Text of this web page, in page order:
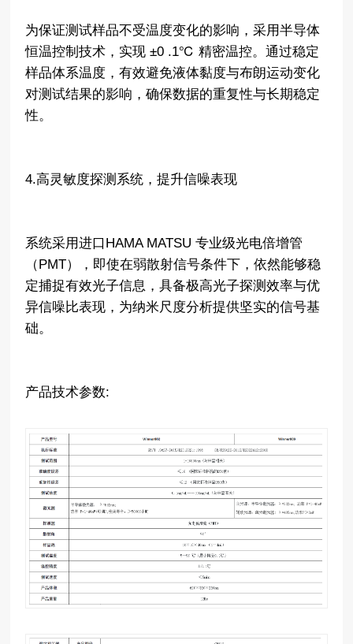
为保证测试样品不受温度变化的影响，采用半导体
恒温控制技术，实现 ±0 .1℃ 精密温控。通过稳定
样品体系温度，有效避免液体黏度与布朗运动变化
对测试结果的影响，确保数据的重复性与长期稳定
性。
4.高灵敏度探测系统，提升信噪表现
系统采用进口HAMA MATSU 专业级光电倍增管
（PMT），即使在弱散射信号条件下，依然能够稳
定捕捉有效光子信息，具备极高光子探测效率与优
异信噪比表现，为纳米尺度分析提供坚实的信号基
础。
产品技术参数: